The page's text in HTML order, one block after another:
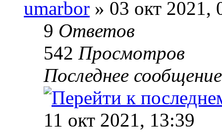
umarbor » 03 окт 2021,
9 Ответов
542 Просмотров
Последнее
11 окт 2021, 13:39